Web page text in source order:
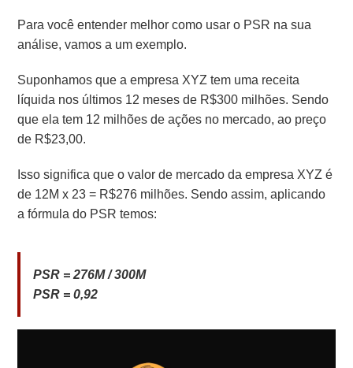
Para você entender melhor como usar o PSR na sua
análise, vamos a um exemplo.
Suponhamos que a empresa XYZ tem uma receita
líquida nos últimos 12 meses de R$300 milhões. Sendo
que ela tem 12 milhões de ações no mercado, ao preço
de R$23,00.
Isso significa que o valor de mercado da empresa XYZ é
de 12M x 23 = R$276 milhões. Sendo assim, aplicando
a fórmula do PSR temos:
PSR = 276M / 300M
PSR = 0,92